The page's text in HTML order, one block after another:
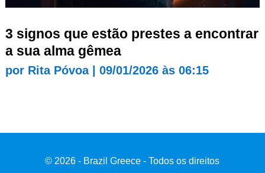
3 signos que estão prestes a encontrar
a sua alma gêmea
por Rita Póvoa| 09/01/2026 às 06:15
© 2026 - Brazil Greece - Todos os direitos